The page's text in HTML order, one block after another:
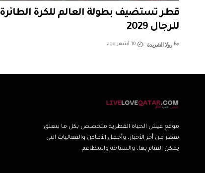
قطر تستضيف بطولة العالم للكرة الطائرة
للرجال 2029
By رولا الشريدة 10 أشهر ago
موقع عيش الحياة القطرية متخصص بكل ما يتعلق
بقطر من أخر الأخبار، وأجمل الأماكن والفعاليات التي
يمكن القيام بها، والسياحة والمطاعم.